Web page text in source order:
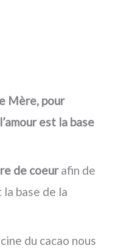
Mère, pour
est la base
de coeurafin de
base de la
du cacao nous